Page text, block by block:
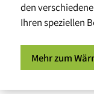
den
Ihren speziellen
Mehr zum